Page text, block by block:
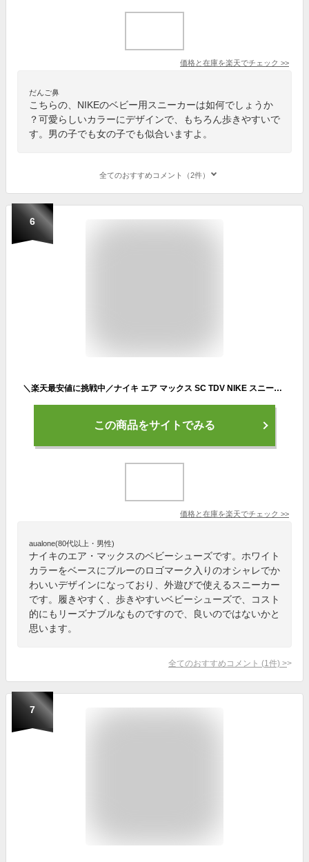
価格と在庫を楽天でチェック >>
だんご鼻
こちらの、NIKEのベビー用スニーカーは如何でしょうか
？可愛らしいカラーにデザインで、もちろん歩きやすいで
す。男の子でも女の子でも似合いますよ。
全てのおすすめコメント（2件）
6
＼楽天最安値に挑戦中／ナイキ エア マックス SC TDV NIKE スニーカー ベビー ホワイト 白 ブルー 青 CZ5361 男の子 女の子 子ども シューズ 靴 スポーツ シンプル ブランド カジュアル スポーティ アウトドア レジャー おしゃれ 通園 公園 お出かけ おすすめ
この商品をサイトでみる
価格と在庫を楽天でチェック >>
aualone(80代以上・男性)
ナイキのエア・マックスのベビーシューズです。ホワイト
カラーをベースにブルーのロゴマーク入りのオシャレでか
わいいデザインになっており、外遊びで使えるスニーカー
です。履きやすく、歩きやすいベビーシューズで、コスト
的にもリーズナブルなものですので、良いのではないかと
思います。
全てのおすすめコメント (1 件) >
7